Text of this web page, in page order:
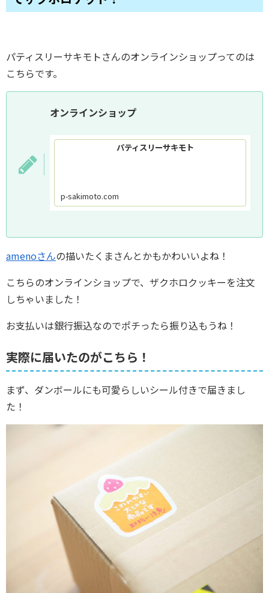
パティスリーサキモトさんのオンラインショップってのは
こちらです。
オンラインショップ
パティスリーサキモト
p-sakimoto.com
amenoさんの描いたくまさんとかもかわいいよね！
こちらのオンラインショップで、ザクホロクッキーを注文
しちゃいました！
お支払いは銀行振込なのでポチったら振り込もうね！
実際に届いたのがこちら！
まず、ダンボールにも可愛らしいシール付きで届きまし
た！